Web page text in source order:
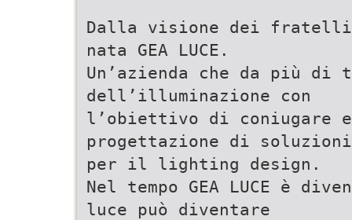
Dalla visione dei fratelli
nata GEA LUCE.
Un’azienda che da più di
dell’illuminazione con
l’obiettivo di coniugare
progettazione di soluzioni
per il lighting design.
Nel tempo GEA LUCE è
luce può diventare